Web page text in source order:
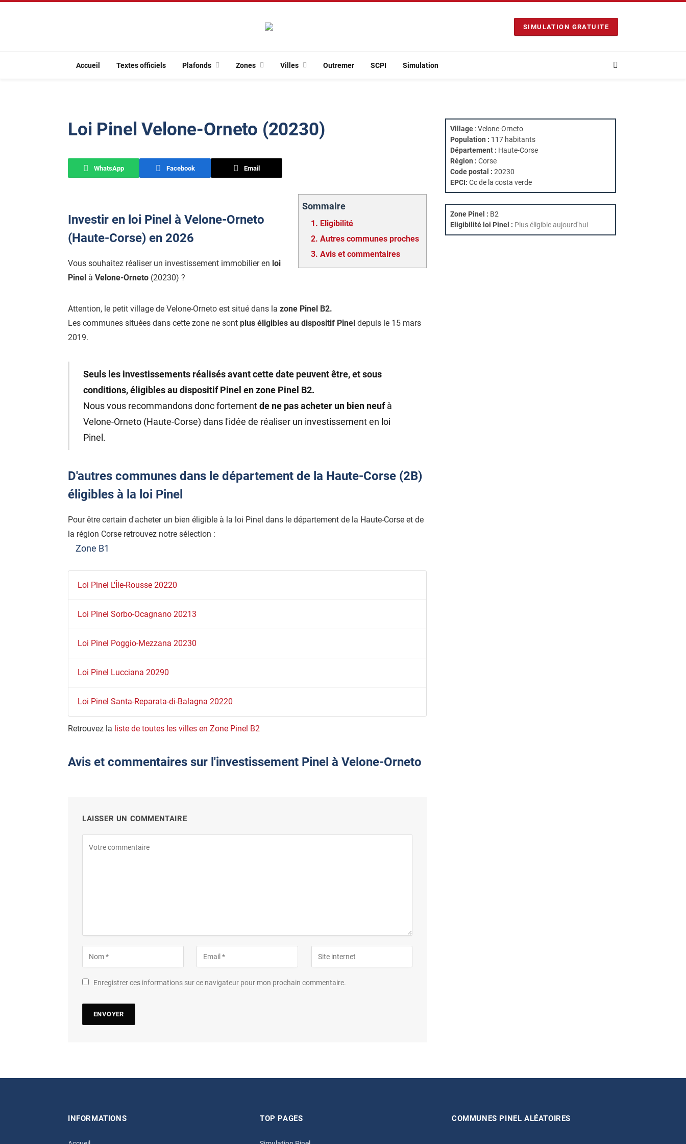
SIMULATION GRATUITE
Accueil Textes officiels Plafonds Zones Villes Outremer SCPI Simulation
Loi Pinel Velone-Orneto (20230)
WhatsApp Facebook Email
Sommaire
1. Eligibilité
2. Autres communes proches
3. Avis et commentaires
Investir en loi Pinel à Velone-Orneto
(Haute-Corse) en 2026
Vous souhaitez réaliser un investissement immobilier en loi
Pinel à Velone-Orneto (20230) ?
Attention, le petit village de Velone-Orneto est situé dans la zone Pinel B2.
Les communes situées dans cette zone ne sont plus éligibles au dispositif Pinel depuis le 15 mars
2019.
Seuls les investissements réalisés avant cette date peuvent être, et sous
conditions, éligibles au dispositif Pinel en zone Pinel B2.
Nous vous recommandons donc fortementde ne pas acheter un bien neufà
Velone-Orneto (Haute-Corse) dans l'idée de réaliser un investissement en loi
Pinel.
D'autres communes dans le département de la Haute-Corse (2B)
éligibles à la loi Pinel
Pour être certain d'acheter un bien éligible à la loi Pinel dans le département de la Haute-Corse et de
la région Corse retrouvez notre sélection :
Zone B1
Loi Pinel L'Île-Rousse 20220
Loi Pinel Sorbo-Ocagnano 20213
Loi Pinel Poggio-Mezzana 20230
Loi Pinel Lucciana 20290
Loi Pinel Santa-Reparata-di-Balagna 20220
Retrouvez la liste de toutes les villes en Zone Pinel B2
Avis et commentaires sur l'investissement Pinel à Velone-Orneto
LAISSER UN COMMENTAIRE
Enregistrer ces informations sur ce navigateur pour mon prochain commentaire.
Village : Velone-Orneto
Population : 117 habitants
Département : Haute-Corse
Région : Corse
Code postal : 20230
EPCI: Cc de la costa verde
Zone Pinel : B2
Eligibilité loi Pinel : Plus éligible aujourd'hui
INFORMATIONS TOP PAGES COMMUNES PINEL ALÉATOIRES